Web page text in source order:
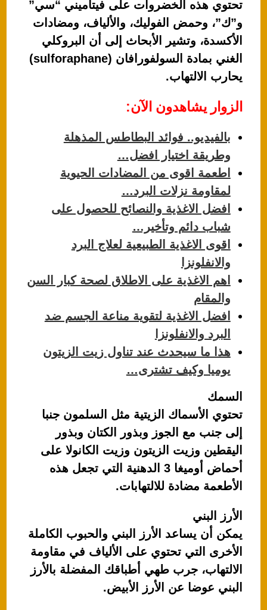
تحتوي هذه الخضروات على فيتاميني “سي”
و”ك”، وحمض الفوليك، والألياف، ومضادات
الأكسدة، وتشير الأبحاث إلى أن البروكلي
الغني بمادة السولفورافان (sulforaphane)
يحارب الالتهاب.
الزوار يشاهدون الآن:
بالفيديو.. فوائد البطاطس المذهلة
وطريقة اختيار افضل…
اطعمة اقوى من المضادات الحيوية
لمقاومة نزلات البرد…
افضل الاغذية والنصائح للحصول على
شباب دائم وتأخير…
اقوى الاغذية الطبيعية لعلاج البرد
والانفلونزا
اهم الاغذية على الاطلاق لصحة كبار السن
والمقام
افضل الاغذية لتقوية مناعة الجسم ضد
البرد والانفلونزا
هذا ما سيحدث عند تناول زيت الزيتون
يوميا وكيف تشترى…
السمك
تحتوي الأسماك الزيتية مثل السلمون جنبا
إلى جنب مع الجوز وبذور الكتان وبذور
اليقطين وزيت الزيتون وزيت الكانولا على
أحماض أوميغا 3 الدهنية التي تجعل هذه
الأطعمة مضادة للالتهابات.
الأرز البني
يمكن أن يساعد الأرز البني والحبوب الكاملة
الأخرى التي تحتوي على الألياف في مقاومة
الالتهاب، جرب طهي أطباقك المفضلة بالأرز
البني عوضا عن الأرز الأبيض.